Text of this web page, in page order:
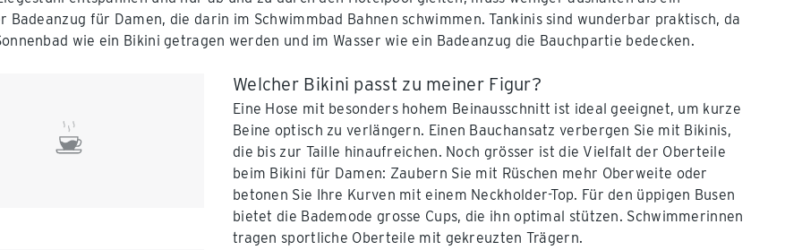
Badeanzug für Damen, die darin im Schwimmbad Bahnen schwimmen. Tankinis sind wunderbar praktisch, da
wie ein Bikini getragen werden und im Wasser wie ein Badeanzug die Bauchpartie bedecken.
Welcher Bikini passt zu meiner Figur?
Eine Hose mit besonders hohem Beinausschnitt ist ideal geeignet, um kurze
Beine optisch zu verlängern. Einen Bauchansatz verbergen Sie mit Bikinis,
die bis zur Taille hinaufreichen. Noch grösser ist die Vielfalt der Oberteile
beim Bikini für Damen: Zaubern Sie mit Rüschen mehr Oberweite oder
betonen Sie Ihre Kurven mit einem Neckholder-Top. Für den üppigen Busen
bietet die Bademode grosse Cups, die ihn optimal stützen. Schwimmerinnen
tragen sportliche Oberteile mit gekreuzten Trägern.